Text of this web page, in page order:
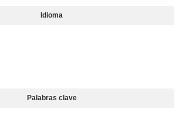
Idioma
Palabras clave